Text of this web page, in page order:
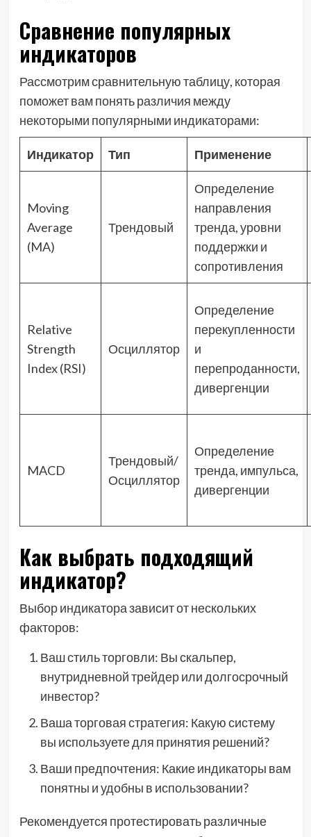
Сравнение популярных
индикаторов
Рассмотрим сравнительную таблицу, которая
поможет вам понять различия между
некоторыми популярными индикаторами:
Индикатор Тип Применение
Moving
Average
(MA)
Трендовый
Определение
направления
тренда, уровни
поддержки и
сопротивления
Relative
Strength
Index (RSI)
Осциллятор
Определение
перекупленности
и
перепроданности,
дивергенции
MACD
Трендовый/
Осциллятор
Определение
тренда, импульса,
дивергенции
Как выбрать подходящий
индикатор?
Выбор индикатора зависит от нескольких
факторов:
Ваш стиль торговли: Вы скальпер,
внутридневной трейдер или долгосрочный
инвестор?
Ваша торговая стратегия: Какую систему
вы используете для принятия решений?
Ваши предпочтения: Какие индикаторы вам
понятны и удобны в использовании?
Рекомендуется протестировать различные